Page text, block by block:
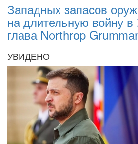
Западных запасов
на длительную войну в
глава Northrop
УВИДЕНО